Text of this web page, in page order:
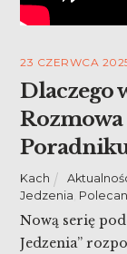
23 CZERWCA
Dlaczego
Kach
Jedzenia
Nową serię
Jedzenia”